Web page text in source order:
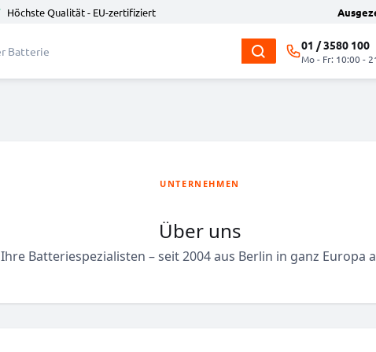
Höchste Qualität - EU-zertifiziert
01 / 3580 100
Mo - Fr: 10:00 -
UNTERNEHMEN
Über uns
Ihre Batteriespezialisten – seit 2004 aus Berlin in ganz Europa